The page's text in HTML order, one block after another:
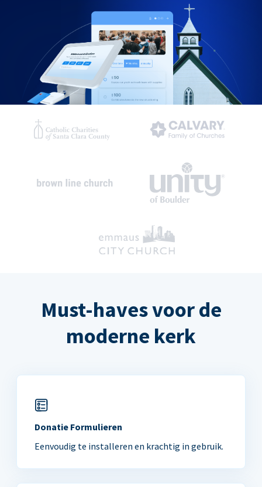
Must-haves voor de
moderne kerk
Donatie Formulieren
Eenvoudig te installeren en krachtig in gebruik.